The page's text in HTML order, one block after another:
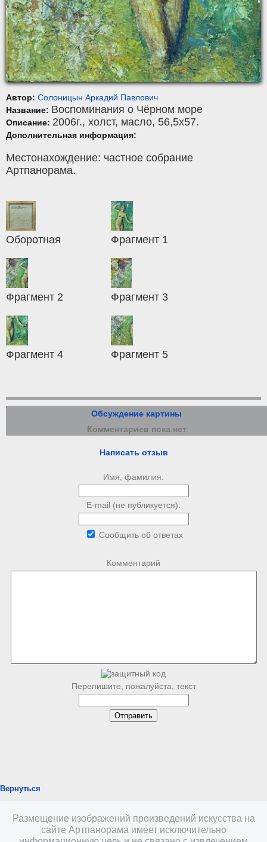
Автор: Солоницын Аркадий Павлович
Название: Воспоминания о Чёрном море
Описание: 2006г., холст, масло, 56,5x57.
Дополнительная информация:
Местонахождение: частное собрание
Артпанорама.
Оборотная Фрагмент 1
Фрагмент 2 Фрагмент 3
Фрагмент 4 Фрагмент 5
Обсуждение картины
Комментариев пока нет
Написать отзыв
Имя, фамилия:
E-mail (не публикуется):
Сообщить об ответах
Комментарий
Перепишите, пожалуйста, текст
Вернуться
Размещение изображений произведений искусства на
сайте Артпанорама имеет исключительно